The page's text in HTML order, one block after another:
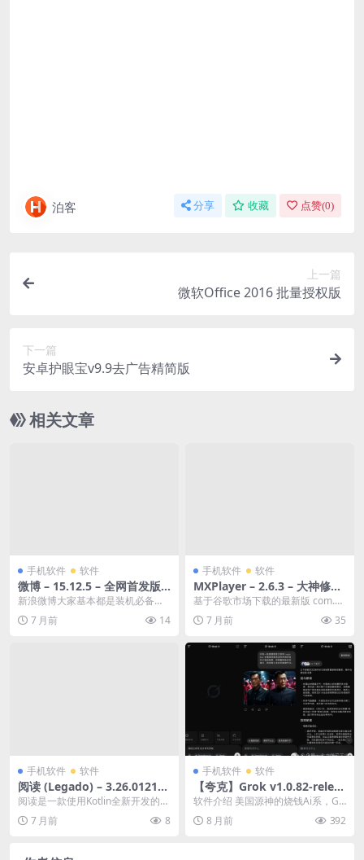
泊客 分享 收藏 点赞(0)
上一篇
微软Office 2016 批量授权版
下一篇
安卓护眼宝v9.9去广告精简版
相关文章
手机软件 软件
微博 – 15.12.5 – 全网首发版
本 – 社交资讯/辅助 – [Androi
d][夸克网盘/迅雷网盘]
新浪微博大家基本都是装机必备了
吧，只是话说回来新浪的一些政策
基本上将一批优秀的第...
7 月前 14
手机软件 软件
MXPlayer – 2.6.3 – 大神修改
版 – 影音娱乐/播放器 – [Andr
oid][夸克网盘/迅雷网盘]
基于谷歌市场下载的最新版 com.m
xtech.videoplayer.ad 修...
7 月前 35
手机软件 软件
阅读 (Legado) – 3.26.012112
00 – 去广告纯净版 – 移动应
用/阅读 – [Android][夸克网
盘/迅雷网盘]
阅读是一款使用Kotlin全新开发的开
源的阅读软件，如今的小说阅读软
件总是在不断...
7 月前 8
手机软件 软件
【夸克】Grok v1.0.82-releas
e.02 解锁订阅版-免费下载
软件介绍 美国源神的烧钱Ai系，Gr
ok 是由 xAI 开发的人工智能助手，
旨在...8 月前 392